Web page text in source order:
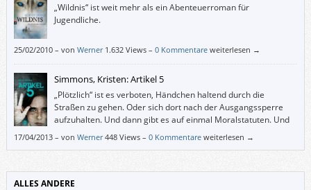
„Wildnis“ ist weit mehr als ein Abenteuerroman für
Jugendliche.
25/02/2010– von Werner 1.632 Views – 0 Kommentare weiterlesen →
Simmons, Kristen: Artikel 5
„Plötzlich“ ist es verboten, Händchen haltend durch die
Straßen zu gehen. Oder sich dort nach der Ausgangssperre
aufzuhalten. Und dann gibt es auf einmal Moralstatuten. Und
eine Polizei mit mehr Befugnissen. Schließlich verschwinden
17/04/2013– von Werner 448 Views – 0 Kommentare weiterlesen →
ALLES ANDERE